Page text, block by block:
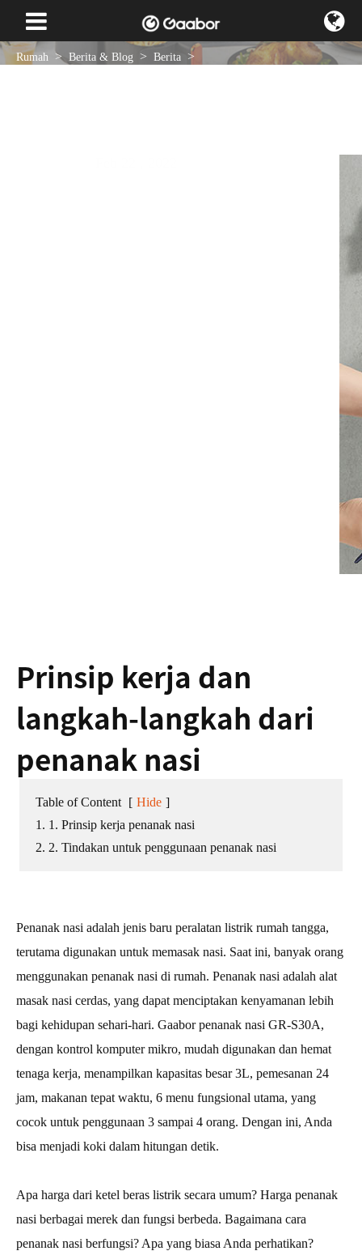
Rumah Berita & Blog Berita
Prinsip kerja dan
langkah-langkah dari
penanak nasi
Table of Content [ Hide ]
1. 1. Prinsip kerja penanak nasi
2. 2. Tindakan untuk penggunaan penanak nasi
Penanak nasi adalah jenis baru peralatan listrik rumah tangga,
terutama digunakan untuk memasak nasi. Saat ini, banyak orang
menggunakan penanak nasi di rumah. Penanak nasi adalah alat
masak nasi cerdas, yang dapat menciptakan kenyamanan lebih
bagi kehidupan sehari-hari. Gaabor penanak nasi GR-S30A,
dengan kontrol komputer mikro, mudah digunakan dan hemat
tenaga kerja, menampilkan kapasitas besar 3L, pemesanan 24
jam, makanan tepat waktu, 6 menu fungsional utama, yang
cocok untuk penggunaan 3 sampai 4 orang. Dengan ini, Anda
bisa menjadi koki dalam hitungan detik.
Apa harga dari ketel beras listrik secara umum? Harga penanak
nasi berbagai merek dan fungsi berbeda. Bagaimana cara
penanak nasi berfungsi? Apa yang biasa Anda perhatikan?